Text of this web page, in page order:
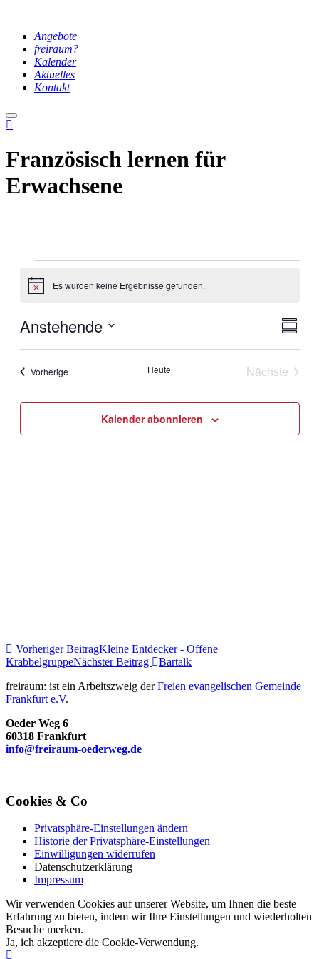
Angebote
freiraum?
Kalender
Aktuelles
Kontakt
Hauptmenü
Französisch lernen für
Erwachsene
HinweisEs wurden keine Ergebnisse gefunden.
Anstehende
VorherigeVeranstaltungen Heute
Nächste
Kalender abonnieren
Vorheriger BeitragKleine Entdecker - Offene
KrabbelgruppeNächster Beitrag
Bartalk
freiraum: ist ein Arbeitszweig derFreien evangelischen Gemeinde
Frankfurt e.V.
Oeder Weg 6
60318 Frankfurt
info@freiraum-oederweg.de
Cookies & Co
Privatsphäre-Einstellungen ändern
Historie der Privatsphäre-Einstellungen
Einwilligungen widerrufen
Datenschutzerklärung
Impressum
Wir verwenden Cookies auf unserer Website, um Ihnen die beste
Erfahrung zu bieten, indem wir Ihre Einstellungen und wiederholten
Besuche merken.
Ja, ich akzeptiere die Cookie-Verwendung.